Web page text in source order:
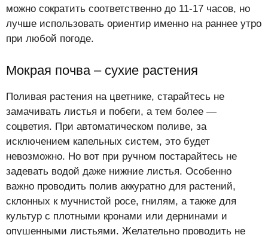
можно сократить соответственно до 11-17 часов, но
лучше использовать ориентир именно на раннее утро
при любой погоде.
Мокрая почва – сухие растения
Поливая растения на цветнике, старайтесь не
замачивать листья и побеги, а тем более —
соцветия. При автоматическом поливе, за
исключением капельных систем, это будет
невозможно. Но вот при ручном постарайтесь не
задевать водой даже нижние листья. Особенно
важно проводить полив аккуратно для растений,
склонных к мучнистой росе, гнилям, а также для
культур с плотными кронами или дернинами и
опушенными листьями. Желательно проводить не